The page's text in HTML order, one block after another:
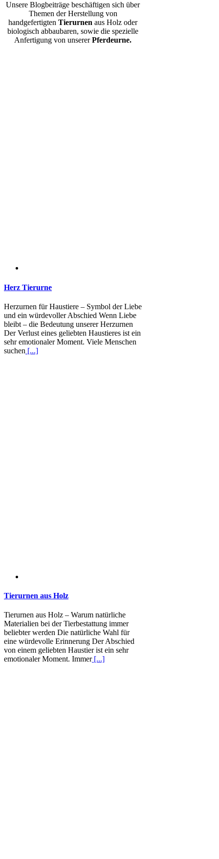
Unsere Blogbeiträge beschäftigen sich über
Themen der Herstellung von
handgefertigtenTierurnen aus Holz oder
biologisch abbaubaren, sowie die spezielle
Anfertigung von unsererPferdeurne.
Herz Tierurne
Herzurnen für Haustiere – Symbol der Liebe
und ein würdevoller Abschied Wenn Liebe
bleibt – die Bedeutung unserer Herzurnen
Der Verlust eines geliebten Haustieres ist ein
sehr emotionaler Moment. Viele Menschen
suchen [...]
Tierurnen aus Holz
Tierurnen aus Holz – Warum natürliche
Materialien bei der Tierbestattung immer
beliebter werden Die natürliche Wahl für
eine würdevolle Erinnerung Der Abschied
von einem geliebten Haustier ist ein sehr
emotionaler Moment. Immer[...]